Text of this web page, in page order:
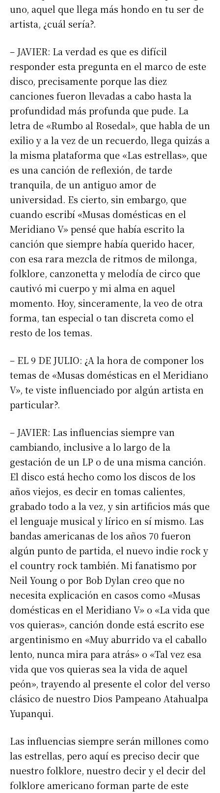
uno, aquel que llega más hondo en tu ser de
artista, ¿cuál sería?.
– JAVIER: La verdad es que es difícil
responder esta pregunta en el marco de este
disco, precisamente porque las diez
canciones fueron llevadas a cabo hasta la
profundidad más profunda que pude. La
letra de «Rumbo al Rosedal», que habla de un
exilio y a la vez de un recuerdo, llega quizás a
la misma plataforma que «Las estrellas», que
es una canción de reflexión, de tarde
tranquila, de un antiguo amor de
universidad. Es cierto, sin embargo, que
cuando escribí «Musas domésticas en el
Meridiano V» pensé que había escrito la
canción que siempre había querido hacer,
con esa rara mezcla de ritmos de milonga,
folklore, canzonetta y melodía de circo que
cautivó mi cuerpo y mi alma en aquel
momento. Hoy, sinceramente, la veo de otra
forma, tan especial o tan discreta como el
resto de los temas.
– EL 9 DE JULIO: ¿A la hora de componer los
temas de «Musas domésticas en el Meridiano
V», te viste influenciado por algún artista en
particular?.
– JAVIER: Las influencias siempre van
cambiando, inclusive a lo largo de la
gestación de un LP o de una misma canción.
El disco está hecho como los discos de los
años viejos, es decir en tomas calientes,
grabado todo a la vez, y sin artificios más que
el lenguaje musical y lírico en sí mismo. Las
bandas americanas de los años 70 fueron
algún punto de partida, el nuevo indie rock y
el country rock también. Mi fanatismo por
Neil Young o por Bob Dylan creo que no
necesita explicación en casos como «Musas
domésticas en el Meridiano V» o «La vida que
vos quieras», canción donde está escrito ese
argentinismo en «Muy aburrido va el caballo
lento, nunca mira para atrás» o «Tal vez esa
vida que vos quieras sea la vida de aquel
peón», trayendo al presente el color del verso
clásico de nuestro Dios Pampeano Atahualpa
Yupanqui.
Las influencias siempre serán millones como
las estrellas, pero aquí es preciso decir que
nuestro folklore, nuestro decir y el decir del
folklore americano forman parte de este